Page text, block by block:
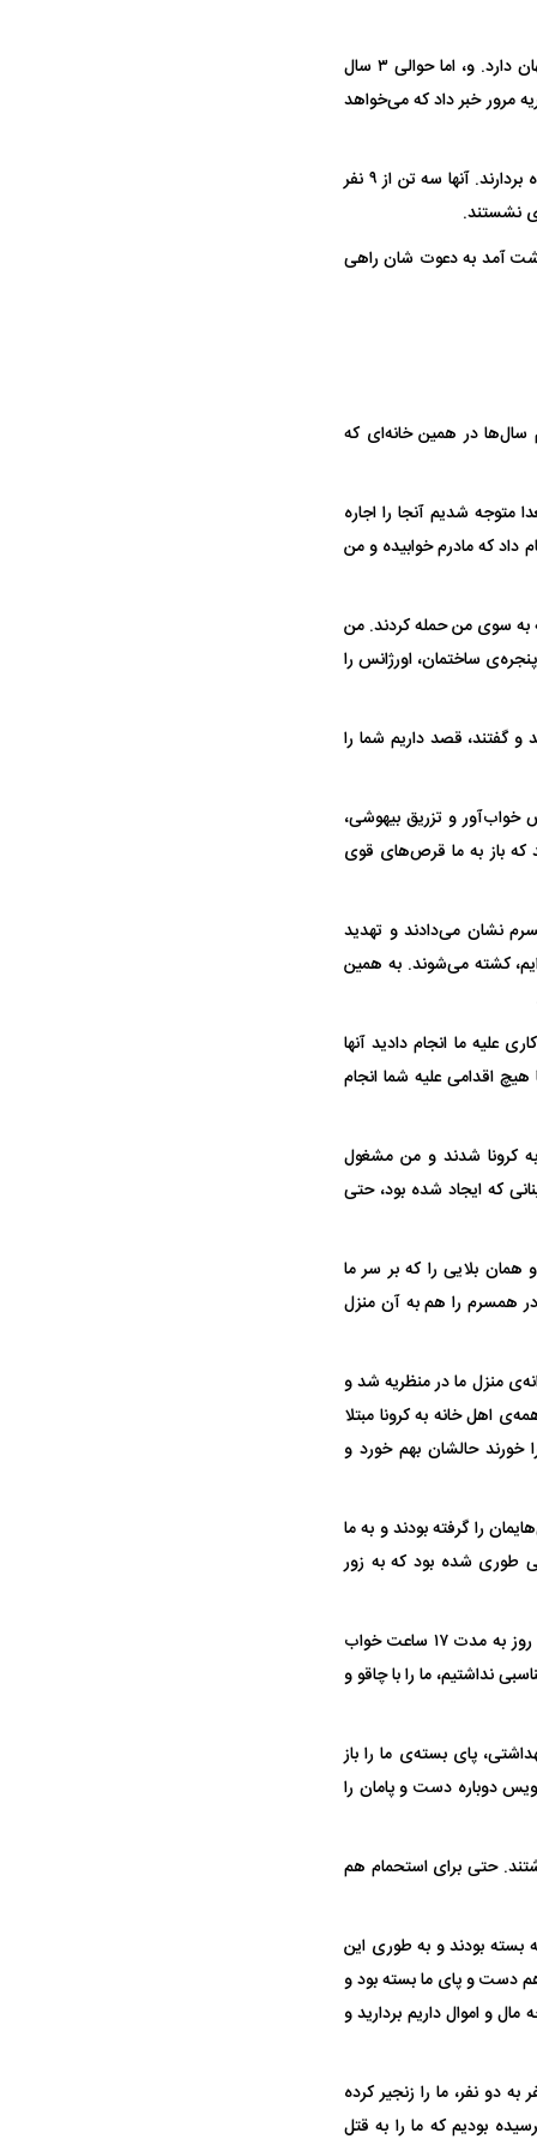
آسمان رشت همیشه آبستن باران‌های نقره‌ای نیست و یک وقت‌هایی اسراری دهشتناک در خود نهان دارد. و، اما حوالی ۳ سال
مرور خبر داد که می‌خواهد
آقای علم‌خواه، وکیل دادگستری، همراه همسر و برادر همسرش از راه رسیدند تا از یک راز هولناک پرده بردارند. آنها سه تن از ۹ نفر
خانواده در زیر پوست رشت آمد به دعوت شان راهی
در همین خانه‌ای که
متوجه شدیم آنجا را اجاره
که مادرم خوابیده و من
و با قمه به سوی من حمله کردند. من
ساختمان، اورژانس را
و گفتند، قصد داریم شما را
خواب‌آور و تزریق بیهوشی،
که باز به ما قرص‌های قوی
نشان می‌دادند و تهدید
کشته می‌شوند. به همین
کاری علیه ما انجام دادید آنها
اقدامی علیه شما انجام
کرونا شدند و من مشغول
که ایجاد شده بود، حتی
همان بلایی را که بر سر ما
همسرم را هم به آن منزل
منزل ما در منظریه شد و
اهل خانه به کرونا مبتلا
حالشان بهم خورد و
هستیم. موبایل‌هایمان را گرفته بودند و به ما
طوری شده بود که به زور
واقعیت این است که هر کدام از ما را جداگانه با تسمه کمربندی و زنجیر می‌بستند و همه ما در شبانه روز به مدت ۱۷ ساعت خواب
نداشتیم، ما را با چاقو و
پای بسته‌ی ما را باز
دوباره دست و پامان را
منزل نگه داشتند. حتی برای استحمام هم
بسته بودند و به طوری این
هم دست و پای ما بسته بود و
و اموال داریم بردارید و
آنها دو نفر به دو نفر، ما را زنجیر کرده
بودیم که ما را به قتل
حکومت پهلوی
حمله به کویت با
به فال و طالع‌بینی
تاثیر استرس بر بدن